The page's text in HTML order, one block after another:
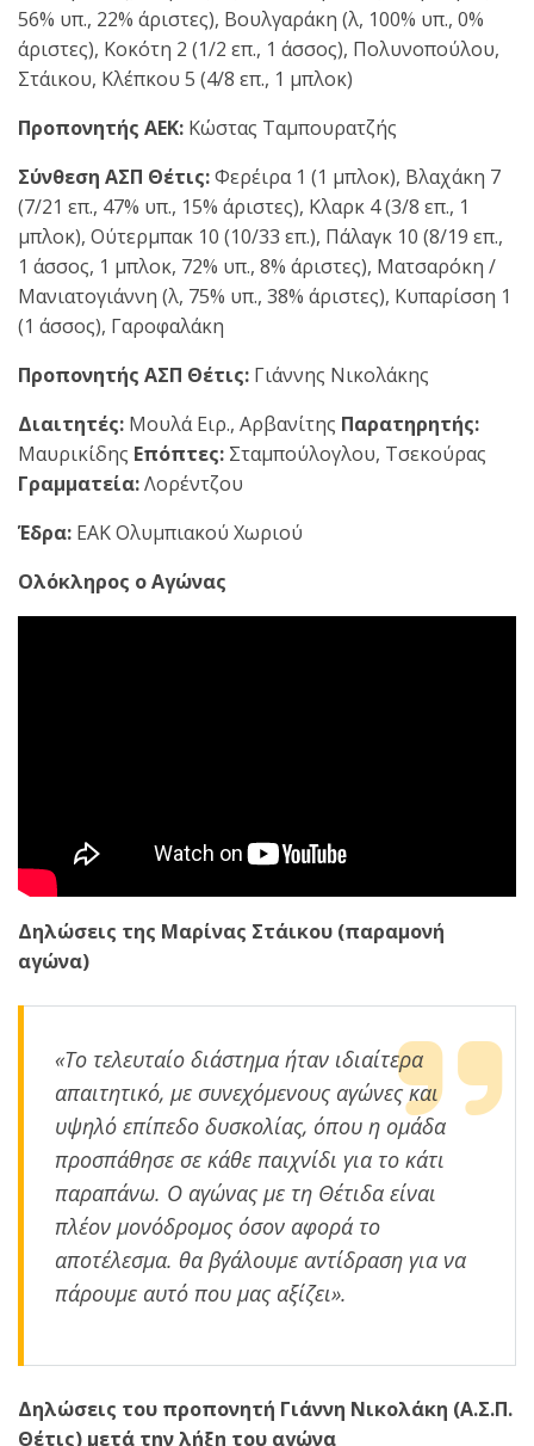
56% υπ., 22% άριστες), Βουλγαράκη (λ, 100% υπ., 0%
άριστες), Κοκότη 2 (1/2 επ., 1 άσσος), Πολυνοπούλου,
Στάικου, Κλέπκου 5 (4/8 επ., 1 μπλοκ)
Προπονητής ΑΕΚ: Κώστας Ταμπουρατζής
Σύνθεση ΑΣΠ Θέτις:Φερέιρα 1 (1 μπλοκ), Βλαχάκη 7
(7/21 επ., 47% υπ., 15% άριστες), Κλαρκ 4 (3/8 επ., 1
μπλοκ), Ούτερμπακ 10 (10/33 επ.), Πάλαγκ 10 (8/19 επ.,
1 άσσος, 1 μπλοκ, 72% υπ., 8% άριστες), Ματσαρόκη /
Μανιατογιάννη (λ, 75% υπ., 38% άριστες), Κυπαρίσση 1
(1 άσσος), Γαροφαλάκη
Προπονητής ΑΣΠ Θέτις: Γιάννης Νικολάκης
Διαιτητές: Μουλά Ειρ., Αρβανίτης Παρατηρητής:
Μαυρικίδης Επόπτες: Σταμπούλογλου, Τσεκούρας
Γραμματεία:Λορέντζου
Έδρα: ΕΑΚ Ολυμπιακού Χωριού
Ολόκληρος ο Αγώνας
Δηλώσεις της Μαρίνας Στάικου (παραμονή
αγώνα)
«Το τελευταίο διάστημα ήταν ιδιαίτερα
απαιτητικό, με συνεχόμενους αγώνες και
υψηλό επίπεδο δυσκολίας, όπου η ομάδα
προσπάθησε σε κάθε παιχνίδι για το κάτι
παραπάνω. Ο αγώνας με τη Θέτιδα είναι
πλέον μονόδρομος όσον αφορά το
αποτέλεσμα. θα βγάλουμε αντίδραση για να
πάρουμε αυτό που μας αξίζει».
Δηλώσεις του προπονητή Γιάννη Νικολάκη (Α.Σ.Π.
Θέτις) μετά την λήξη του αγώνα